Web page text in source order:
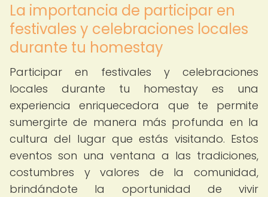
La importancia de participar en
festivales y celebraciones locales
durante tu homestay
Participar en festivales y celebraciones
locales durante tu homestay es una
experiencia enriquecedora que te permite
sumergirte de manera más profunda en la
cultura del lugar que estás visitando. Estos
eventos son una ventana a las tradiciones,
costumbres y valores de la comunidad,
brindándote la oportunidad de vivir